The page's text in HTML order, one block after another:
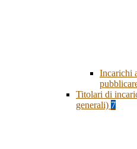
Incarichi
Titolari di
generali) 7